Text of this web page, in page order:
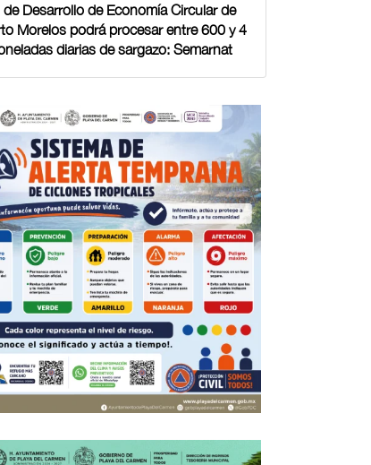
de Desarrollo de Economía Circular de
Morelos podrá procesar entre 600 y 4
diarias de sargazo: Semarnat